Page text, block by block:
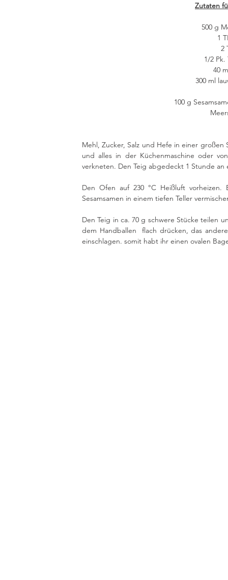
Zutaten
500 g
1
2
1/2
40
300 ml
100 g
Mehl, Zucker, Salz und Hefe in einer großen
und alles in der Küchenmaschine oder
verkneten. Den Teig abgedeckt 1 Stunde
Den Ofen auf 230 °C Heißluft vorheizen.
Sesamsamen in einem tiefen Teller
Den Teig in ca. 70 g schwere Stücke teilen
dem Handballen  flach drücken, das
einschlagen. somit habt ihr einen ovalen